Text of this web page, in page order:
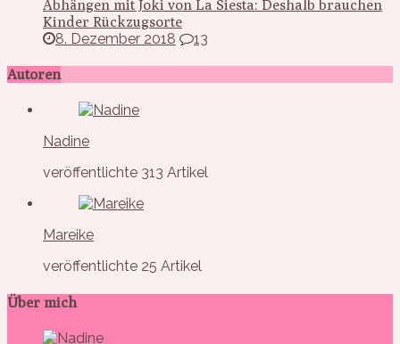
Abhängen mit Joki von La Siesta: Deshalb brauchen
Kinder Rückzugsorte
8. Dezember 2018
13
Autoren
Nadine
veröffentlichte 313 Artikel
Mareike
veröffentlichte 25 Artikel
Über mich